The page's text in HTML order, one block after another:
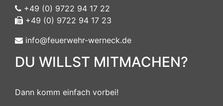
+49 (0) 9722 94 17 22
+49 (0) 9722 94 17 23
info@feuerwehr-werneck.de
DU WILLST MITMACHEN?
Dann komm einfach vorbei!